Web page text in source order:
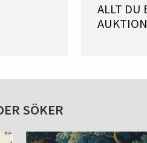
ALLT DU
SÖKER